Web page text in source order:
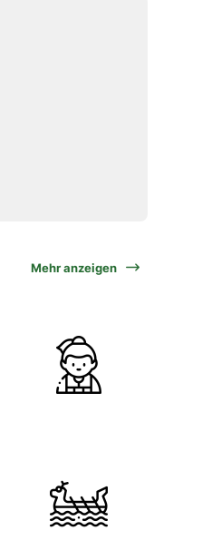
Mehr anzeigen